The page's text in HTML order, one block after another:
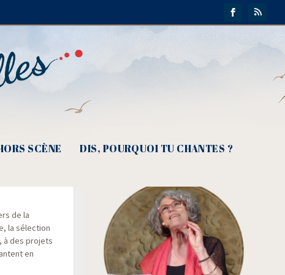
SCÈNE DIS, POURQUOI TU CHANTES ?
de la
la sélec­tion
à des pro­jets
en